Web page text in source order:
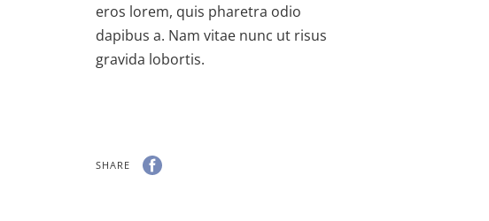
eros lorem, quis pharetra odio
dapibus a. Nam vitae nunc ut risus
gravida lobortis.
SHARE